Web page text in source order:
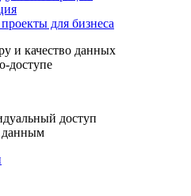
Feed
интеграции
доступе